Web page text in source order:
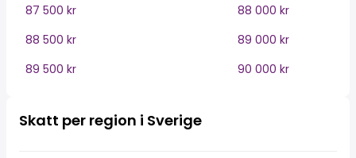
87 500 kr
88 000 kr
88 500 kr
89 000 kr
89 500 kr
90 000 kr
Skatt per region i Sverige